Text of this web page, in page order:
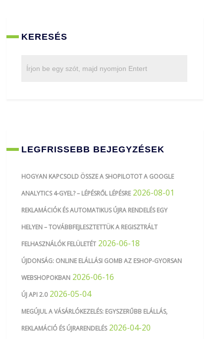
KERESÉS
LEGFRISSEBB BEJEGYZÉSEK
HOGYAN KAPCSOLD ÖSSZE A SHOPILOTOT A GOOGLE
ANALYTICS 4-GYEL? – LÉPÉSRŐL LÉPÉSRE 2026-08-01
REKLAMÁCIÓK ÉS AUTOMATIKUS ÚJRA RENDELÉS EGY
HELYEN – TOVÁBBFEJLESZTETTÜK A REGISZTRÁLT
FELHASZNÁLÓK FELÜLETÉT 2026-06-18
ÚJDONSÁG: ONLINE ELÁLLÁSI GOMB AZ ESHOP-GYORSAN
WEBSHOPOKBAN 2026-06-16
ÚJ API 2.0 2026-05-04
MEGÚJUL A VÁSÁRLÓKEZELÉS: EGYSZERŰBB ELÁLLÁS,
REKLAMÁCIÓ ÉS ÚJRARENDELÉS 2026-04-20